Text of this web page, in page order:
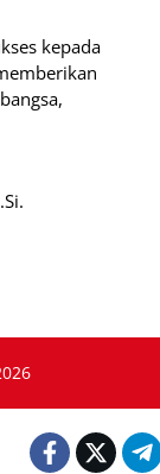
kepada
2024-2026